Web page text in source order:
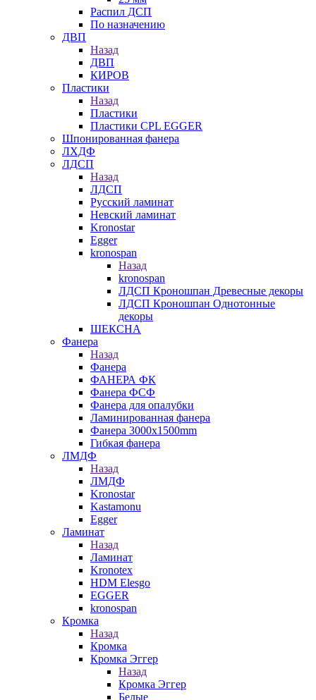
Распил ДСП
По назначению
ДВП
Назад
ДВП
КИРОВ
Пластики
Назад
Пластики
Пластики CPL EGGER
Шпонированная фанера
ЛХДФ
ЛДСП
Назад
ЛДСП
Русский ламинат
Невский ламинат
Kronostar
Egger
kronospan
Назад
kronospan
ЛДСП Кроношпан Древесные декоры
ЛДСП Кроношпан Однотонные
декоры
ШЕКСНА
Фанера
Назад
Фанера
ФАНЕРА ФК
Фанера ФСФ
Фанера для опалубки
Ламинированная фанера
Фанера 3000х1500mm
Гибкая фанера
ЛМДФ
Назад
ЛМДФ
Kronostar
Kastamonu
Egger
Ламинат
Назад
Ламинат
Kronotex
HDM Elesgo
EGGER
kronospan
Кромка
Назад
Кромка
Кромка Эггер
Назад
Кромка Эггер
Белые